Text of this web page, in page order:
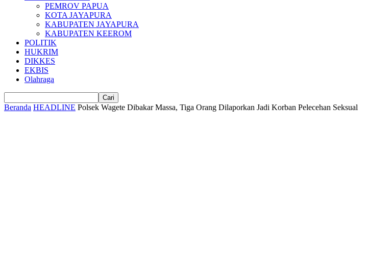
PEMROV PAPUA
KOTA JAYAPURA
KABUPATEN JAYAPURA
KABUPATEN KEEROM
POLITIK
HUKRIM
DIKKES
EKBIS
Olahraga
Beranda HEADLINE Polsek Wagete Dibakar Massa, Tiga Orang Dilaporkan Jadi Korban Pelecehan Seksual